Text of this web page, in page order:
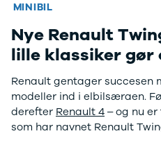
Modeller
Privatleasing
5 Electric
Modeller
Anmeldelser
Privatleasing
Tilbud
Vis alle
brugte
Vis alle
brugte
elbiler
Budget
Se alle
Book prøvetur
MINIBIL
Nye Renault
lille klassiker gør
Renault gentager succesen
modeller ind i elbilsæraen.
derefter Renault 4 – og nu
som har navnet Renault